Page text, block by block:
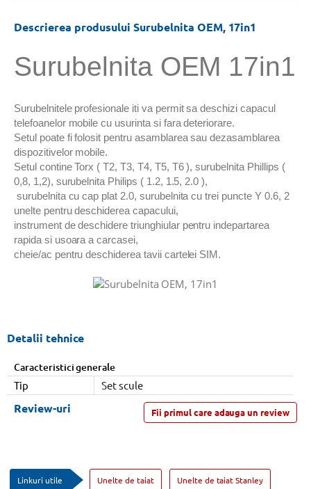
Descrierea produsului Surubelnita OEM, 17in1
Surubelnita OEM 17in1
Surubelnitele profesionale iti va permit sa deschizi capacul
telefoanelor mobile cu usurinta si fara deteriorare.
Setul poate fi folosit pentru asamblarea sau dezasamblarea
dispozitivelor mobile.
Setul contine Torx ( T2, T3, T4, T5, T6 ), surubelnita Phillips (
0,8, 1,2), surubelnita Philips ( 1.2, 1.5, 2.0 ),
surubelnita cu cap plat 2.0, surubelnita cu trei puncte Y 0.6, 2
unelte pentru deschiderea capacului,
instrument de deschidere triunghiular pentru indepartarea
rapida si usoara a carcasei,
cheie/ac pentru deschiderea tavii cartelei SIM.
Detalii tehnice
Caracteristici generale
Tip
Set scule
Fii primul care adauga un review
Review-uri
Linkuri utile Unelte de taiat Unelte de taiat Stanley